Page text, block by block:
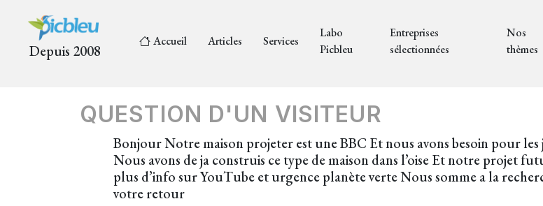
Depuis 2008
Accueil Articles Services
Labo
Picbleu
Entreprises
sélectionnées
Nos
thèmes
QUESTION D'UN VISITEUR
Bonjour Notre maison projeter est une BBC Et nous avons besoin pour
Nous avons de ja construis ce type de maison dans l’oise Et notre projet
plus d’info sur YouTube et urgence planète verte Nous somme a la
votre retour